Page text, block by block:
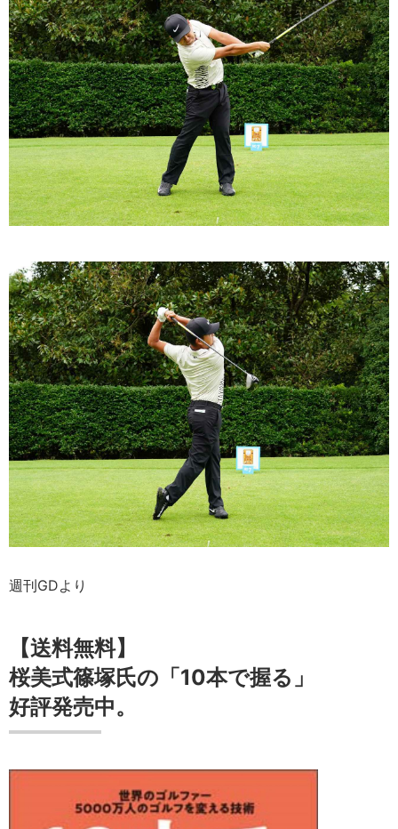
週刊GDより
【送料無料】
桜美式篠塚氏の「10本で握る」
好評発売中。